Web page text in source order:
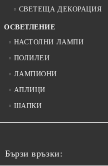
СВЕТЕЩА ДЕКОРАЦИЯ
ОСВЕТЛЕНИЕ
НАСТОЛНИ ЛАМПИ
ПОЛИЛЕИ
ЛАМПИОНИ
АПЛИЦИ
ШАПКИ
Бързи връзки: